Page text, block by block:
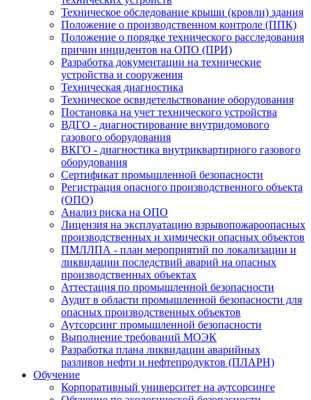
Техническое обследование крыши (кровли) здания
Положение о производственном контроле (ППК)
Положение о порядке технического расследования
причин инцидентов на ОПО (ПРИ)
Разработка документации на технические
устройства и сооружения
Техническая диагностика
Техническое освидетельствование оборудования
Постановка на учет технического устройства
ВДГО - диагностирование внутридомового
газового оборудования
ВКГО - диагностика внутриквартирного газового
оборудования
Сертификат промышленной безопасности
Регистрация опасного производственного объекта
(ОПО)
Анализ риска на ОПО
Лицензия на эксплуатацию взрывопожароопасных
производственных и химически опасных объектов
ПМЛЛПА - план мероприятий по локализации и
ликвидации последствий аварий на опасных
производственных объектах
Аттестация по промышленной безопасности
Аудит в области промышленной безопасности для
опасных производственных объектов
Аутсорсинг промышленной безопасности
Выполнение требований МОЭК
Разработка плана ликвидации аварийных
разливов нефти и нефтепродуктов (ПЛАРН)
Обучение
Корпоративный университет на аутсорсинге